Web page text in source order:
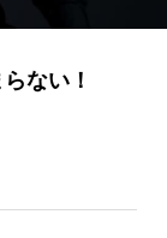
ない！